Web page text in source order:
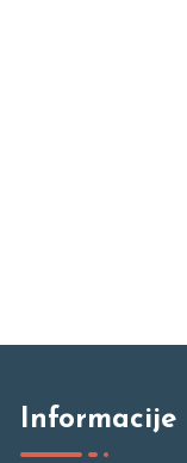
Informacije